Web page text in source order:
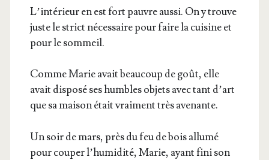
L’in­té­rieur en est fort pauvre aus­si. On y trouve
juste le strict néces­saire pour faire la cui­sine et
pour le sommeil.
Comme Marie avait beau­coup de goût, elle
avait dis­po­sé ses humbles objets avec tant d’art
que sa mai­son était vrai­ment très avenante.
Un soir de mars, près du feu de bois allu­mé
pour cou­per l’hu­mi­di­té, Marie, ayant fini son